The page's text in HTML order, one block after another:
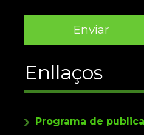
Enllaços
Programa de